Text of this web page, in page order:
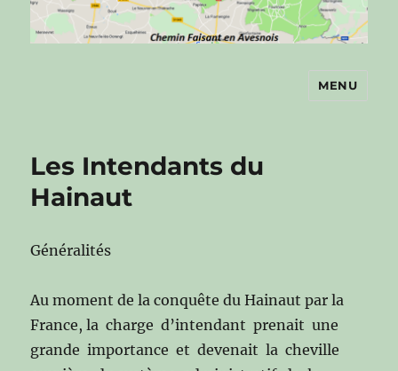
Chemin faisant en Avesnois
MENU
Les Intendants du
Hainaut
Généralités
Au moment de la conquête du Hainaut par la
France, la charge d’intendant prenait une
grande importance et devenait la cheville